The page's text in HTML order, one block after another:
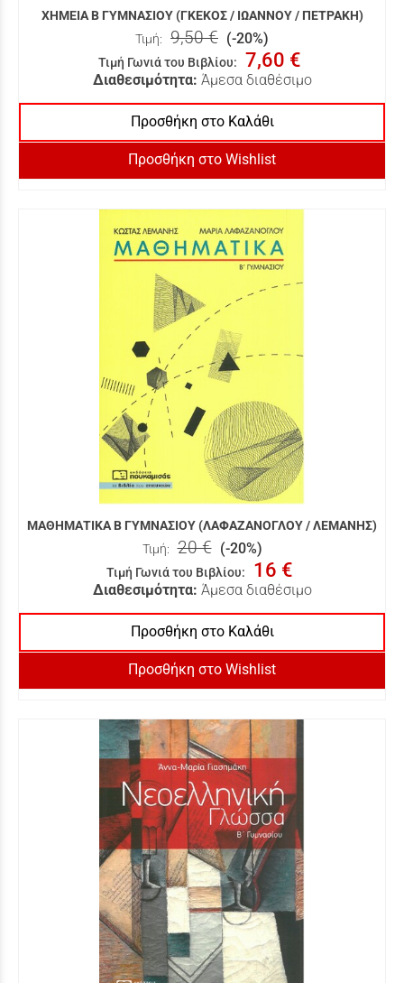
ΧΗΜΕΙΑ Β ΓΥΜΝΑΣΙΟΥ (ΓΚΕΚΟΣ / ΙΩΑΝΝΟΥ / ΠΕΤΡΑΚΗ)
Τιμή: 9,50 € (-20%)
Τιμή Γωνιά του Βιβλίου: 7,60 €
Διαθεσιμότητα: Άμεσα διαθέσιμο
Προσθήκη στο Καλάθι
Προσθήκη στο Wishlist
ΜΑΘΗΜΑΤΙΚΑ Β ΓΥΜΝΑΣΙΟΥ (ΛΑΦΑΖΑΝΟΓΛΟΥ / ΛΕΜΑΝΗΣ)
Τιμή: 20 € (-20%)
Τιμή Γωνιά του Βιβλίου: 16 €
Διαθεσιμότητα: Άμεσα διαθέσιμο
Προσθήκη στο Καλάθι
Προσθήκη στο Wishlist